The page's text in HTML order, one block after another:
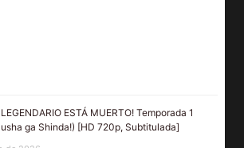
LEGENDARIO ESTÁ MUERTO! Temporada 1
ga Shinda!) [HD 720p, Subtitulada]